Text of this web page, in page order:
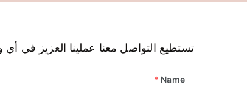
تستطيع التواصل معنا عملينا العزيز
Name
*